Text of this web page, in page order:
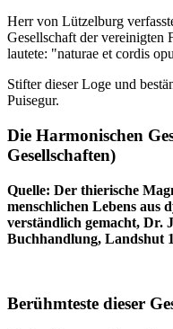
Herr von Lützelburg
Gesellschaft der vereinigten
lautete: "naturae et cordis
Stifter dieser Loge und
Puisegur.
Die Harmonischen
Gesellschaften)
Quelle: Der thierische
menschlichen Lebens aus
verständlich gemacht, Dr.
Buchhandlung, Landshut
Berühmteste dieser